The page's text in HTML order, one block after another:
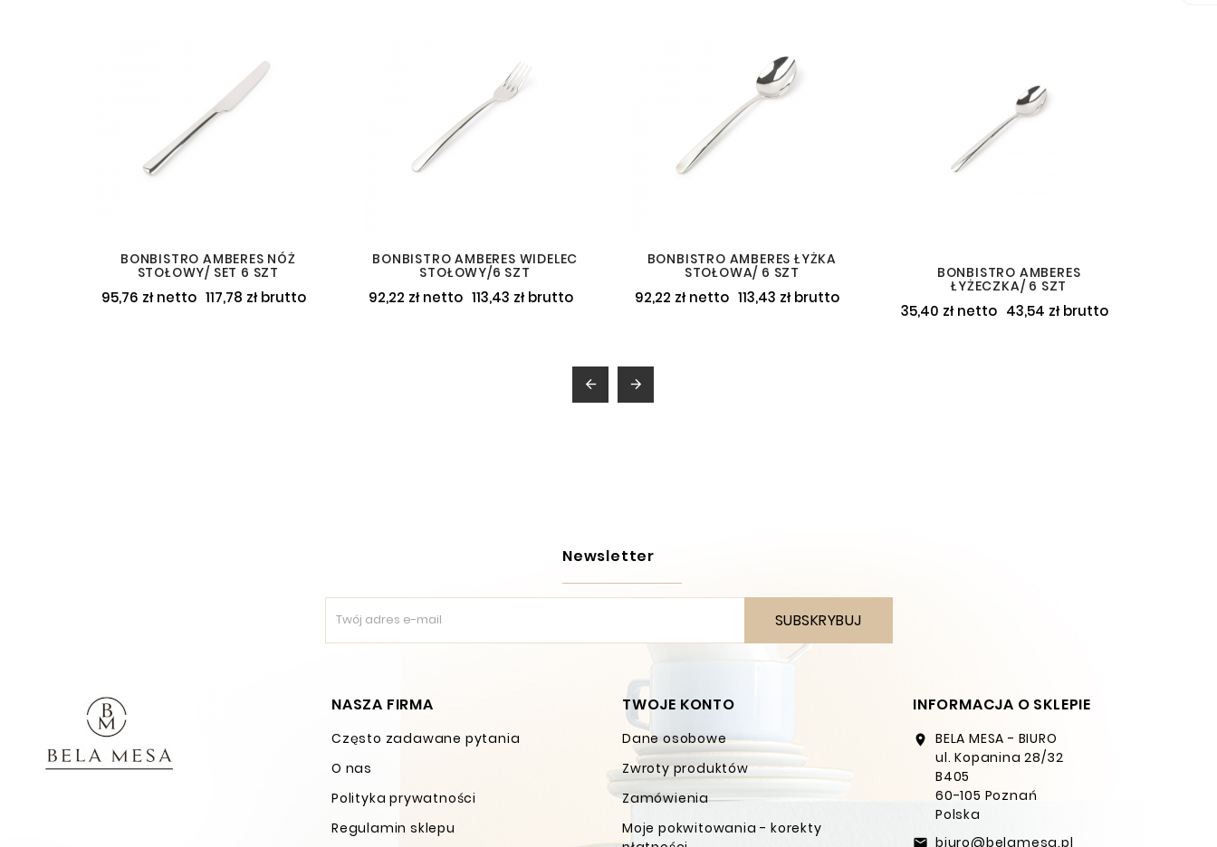
BONBISTRO AMBERES NÓŻ
STOŁOWY/ SET 6 SZT
95,76 zł netto 117,78 zł brutto
BONBISTRO AMBERES WIDELEC
STOŁOWY/6 SZT
92,22 zł netto 113,43 zł brutto
BONBISTRO AMBERES ŁYŻKA
STOŁOWA/ 6 SZT
92,22 zł netto 113,43 zł brutto
BONBISTRO AMBERES
ŁYŻECZKA/ 6 SZT
35,40 zł netto 43,54 zł brutto
 
Newsletter
SUBSKRYBUJ
NASZA FIRMA
Często zadawane pytania
O nas
Polityka prywatności
Regulamin sklepu
TWOJE KONTO
Dane osobowe
Zwroty produktów
Zamówienia
Moje pokwitowania - korekty
INFORMACJA O SKLEPIE
location_on
BELA MESA - BIURO
ul. Kopanina 28/32
B405
60-105 Poznań
Polska
email biuro@belamesa.pl